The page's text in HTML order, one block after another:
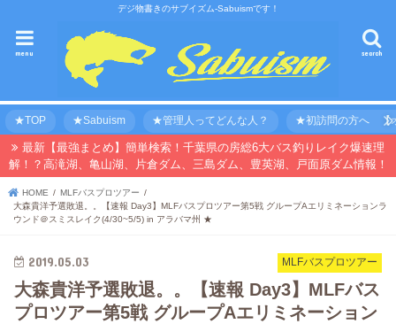
デジ物書きのサブイズム-Sabuismです！
search
menu
★TOP ★Sabuism ★管理人ってどんな人？ ★初訪問の方へ 【
最新【最強まとめ】簡単検索！千葉県の房総6大バス釣りレイク爆速理
解！？高滝湖、亀山湖、片倉ダム、三島ダム、豊英湖、戸面原ダム情報！
HOME
MLFバスプロツアー
大森貴洋予選敗退。。【速報 Day3】MLFバスプロツアー第5戦 グループAエリミネーションラ
ウンド＠スミスレイク(4/30~5/5) in アラバマ州 ★
MLFバスプロツアー
2019.05.03
大森貴洋予選敗退。。【速報 Day3】MLFバス
プロツアー第5戦 グループAエリミネーション